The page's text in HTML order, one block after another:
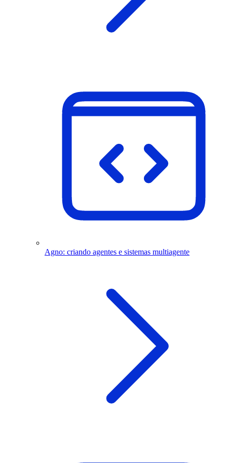
Agno: criando agentes e sistemas multiagente